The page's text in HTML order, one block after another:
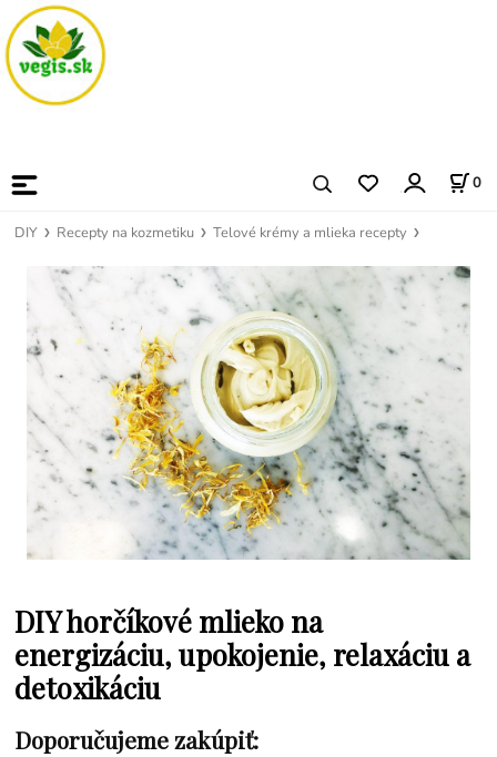
0
DIY Recepty na kozmetiku Telové krémy a mlieka recepty
DIY horčíkové mlieko na
energizáciu, upokojenie, relaxáciu a
detoxikáciu
Doporučujeme zakúpiť: